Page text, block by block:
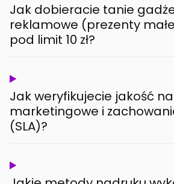
Jak dobieracie tanie
reklamowe (prezenty
pod limit 10 zł?
Jak weryfikujecie jakość
marketingowe i
(SLA)?